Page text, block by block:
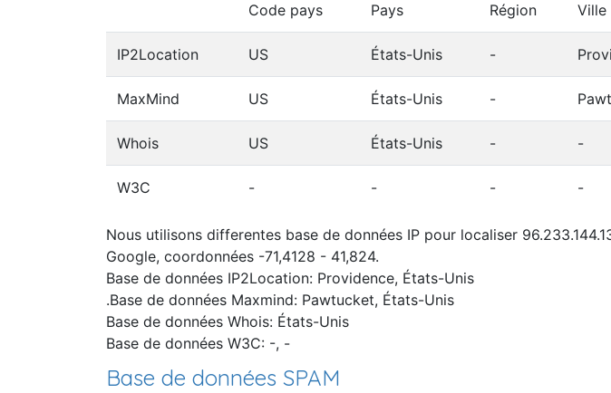
Code pays Pays Région Ville
IP2Location US États-Unis -
MaxMind US États-Unis -
Whois US États-Unis - -
W3C - - - -
Nous utilisons differentes base de données IP pour localiser
Google, coordonnées -71,4128 - 41,824.
Base de données IP2Location: Providence, États-Unis
.Base de données Maxmind: Pawtucket, États-Unis
Base de données Whois: États-Unis
Base de données W3C: -, -
Base de données SPAM